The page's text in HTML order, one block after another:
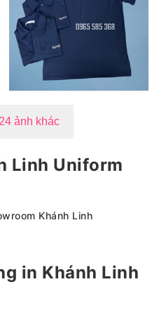
ảnh khác
Linh Uniform
Khánh Linh
in Khánh Linh